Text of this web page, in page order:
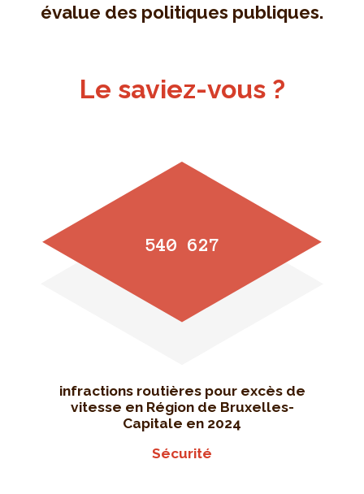
évalue des politiques publiques.
Le saviez-vous ?
540 627
infractions routières pour excès de
vitesse en Région de Bruxelles-
Capitale en 2024
Sécurité